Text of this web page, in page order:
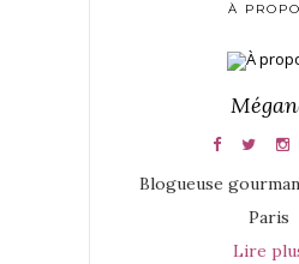
À
Blogueuse
Paris
Lire